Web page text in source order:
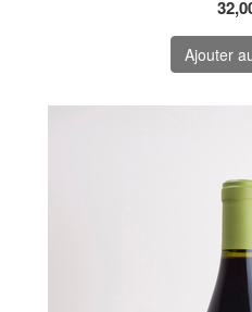
Ajouter